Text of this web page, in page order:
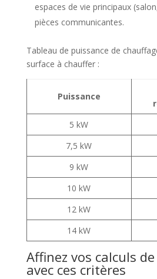
espaces de vie principaux
pièces communicantes.
Tableau de puissance de
surface à chauffer :
Puissance
5 kW
7,5 kW
9 kW
10 kW
12 kW
14 kW
Affinez vos calculs
avec ces critères